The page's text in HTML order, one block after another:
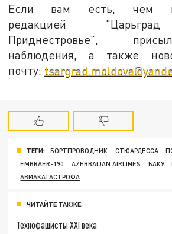
Если вам есть, чем
редакцией
Приднестровье",
наблюдения, а также
почту:
ТЕГИ: БОРТПРОВОДНИК СТЮАРДЕССА
EMBRAER-190
AZERBAIJAN AIRLINES БАКУ
АВИАКАТАСТРОФА
ЧИТАЙТЕ ТАКЖЕ:
Технофашисты XXI века